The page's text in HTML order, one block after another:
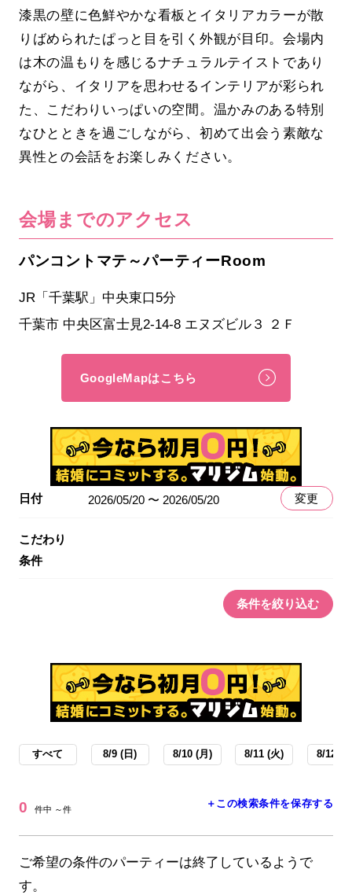
漆黒の壁に色鮮やかな看板とイタリアカラーが散
りばめられたぱっと目を引く外観が目印。会場内
は木の温もりを感じるナチュラルテイストであり
ながら、イタリアを思わせるインテリアが彩られ
た、こだわりいっぱいの空間。温かみのある特別
なひとときを過ごしながら、初めて出会う素敵な
異性との会話をお楽しみください。
会場までのアクセス
パンコントマテ～パーティーRoom
JR「千葉駅」中央東口5分
千葉市 中央区富士見2-14-8 エヌズビル３ ２Ｆ
GoogleMapはこちら
日付 2026/05/20 〜 2026/05/20 変更
こだわり
条件
条件を絞り込む
すべて 8/9 (日) 8/10 (月) 8/11 (火) 8/12 (
0 件中 ～件 ＋この検索条件を保存する
ご希望の条件のパーティーは終了しているようで
す。